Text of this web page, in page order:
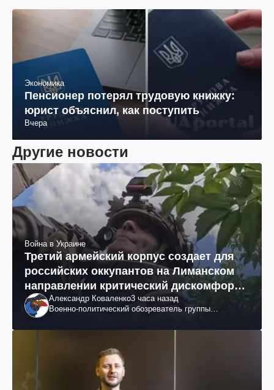
Экономика
Пенсионер потерял трудовую книжку:
юрист объяснил, как поступить
Вчера
Другие новости
Война в Украине
Третий армейский корпус создает для
российских оккупантов на Лиманском
направлении критический дискомфорт:
как это удалось
Александр Коваленко3 часа назад
Военно-политический обозреватель группы